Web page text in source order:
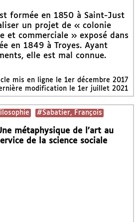
formée en 1850 à Saint-Just
un projet de « colonie
et commerciale » exposé dans
en 1849 à Troyes. Ayant
elle est mal connue.
mis en ligne le1er décembre 2017
modification le 1er juillet 2021
#Sabatier, François
métaphysique de l’art au
de la science sociale